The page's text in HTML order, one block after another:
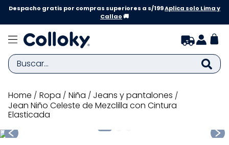
Despacho gratis por compras superiores a s/199Aplica solo Lima y
Callao🚚
Buscar...
ropa niña
jeans y pantalones
Jean Niño Celeste de Mezclilla con Cintura
Elasticada
TÉRMINOS MÁS BUSCADOS
1.
zapatillas niña
2.